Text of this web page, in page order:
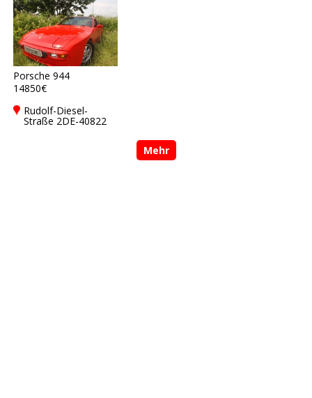
Porsche 944
14850€
Rudolf-Diesel-
Straße 2DE-40822
Mehr